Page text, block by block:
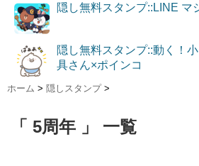
隠し無料スタンプ::LINE マ
隠し無料スタンプ::動く！
具さん×ポインコ
ホーム > 隠しスタンプ >
「 5周年 」 一覧